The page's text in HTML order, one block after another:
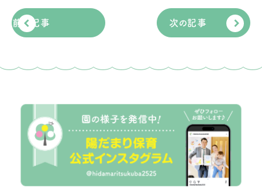
前の記事 次の記事